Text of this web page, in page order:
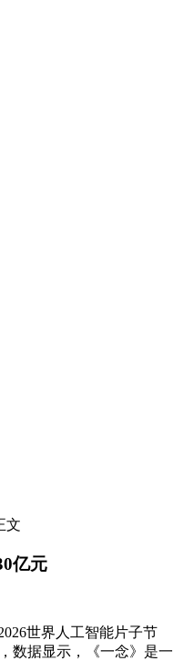
文
亿元​
世界人工智能片子节
数据显示，《一念》是一